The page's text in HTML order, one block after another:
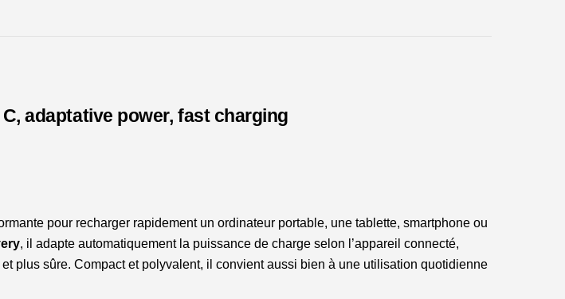
adaptative
adaptative power, fast charging
pour recharger rapidement un ordinateur portable, une tablette, smartphone ou
, il adapte automatiquement la puissance de charge selon l’appareil connecté,
plus sûre. Compact et polyvalent, il convient aussi bien à une utilisation quotidienne